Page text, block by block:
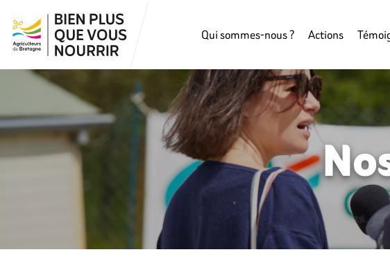
Qui sommes-nous ? Actions